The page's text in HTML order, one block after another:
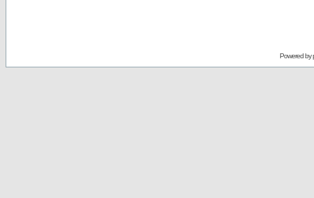
Powered by